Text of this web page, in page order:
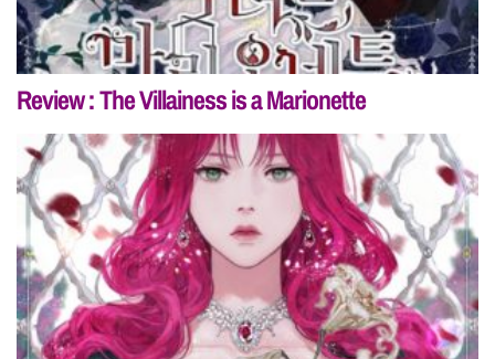
Review : The Villainess is a Marionette